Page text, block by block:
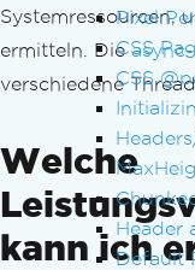
Pixel
CSS
CSS
Header
Default
});
}
Systemressourcen,
ermitteln. Die
verschiedene
Welche
kann ich